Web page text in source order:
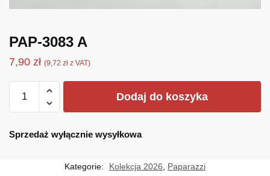
PAP-3083 A
7,90 zł (9,72 zł z VAT)
PAP-
A
Dodaj do koszyka
Sprzedaż wyłącznie wysyłkowa
Kategorie: Kolekcja 2026, Paparazzi